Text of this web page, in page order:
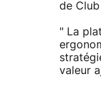
de
" La
valeur